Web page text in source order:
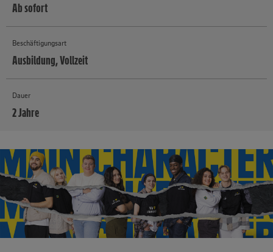
Ab sofort
Beschäftigungsart
Ausbildung, Vollzeit
Dauer
2 Jahre